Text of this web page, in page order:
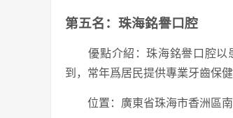
第五名：珠海銘譽口腔
優點介紹：珠海銘譽口腔以患
到，常年爲居民提供專業牙齒保健
位置：廣東省珠海市香洲區南